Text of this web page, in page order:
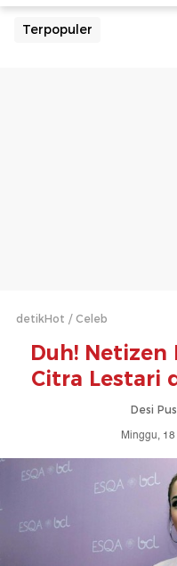
Terpopuler
detikHot Celeb
Duh! Netizen
Citra Lestari
Desi
Minggu,